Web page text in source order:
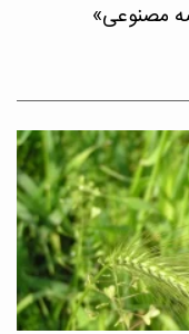
مصنوعی»